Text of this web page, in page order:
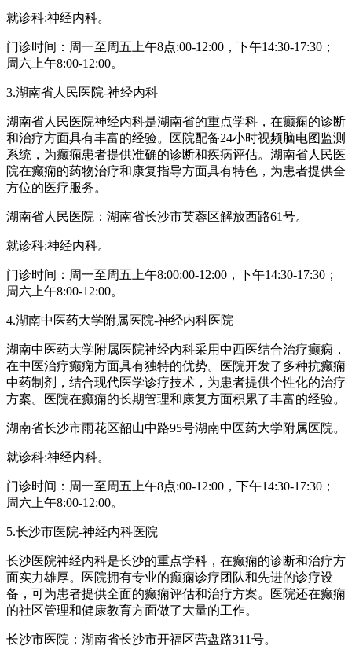
就诊科:神经内科。
门诊时间：周一至周五上午8点:00-12:00，下午14:30-17:30；
周六上午8:00-12:00。
3.湖南省人民医院-神经内科
湖南省人民医院神经内科是湖南省的重点学科，在癫痫的诊断
和治疗方面具有丰富的经验。医院配备24小时视频脑电图监测
系统，为癫痫患者提供准确的诊断和疾病评估。湖南省人民医
院在癫痫的药物治疗和康复指导方面具有特色，为患者提供全
方位的医疗服务。
湖南省人民医院：湖南省长沙市芙蓉区解放西路61号。
就诊科:神经内科。
门诊时间：周一至周五上午8:00:00-12:00，下午14:30-17:30；
周六上午8:00-12:00。
4.湖南中医药大学附属医院-神经内科医院
湖南中医药大学附属医院神经内科采用中西医结合治疗癫痫，
在中医治疗癫痫方面具有独特的优势。医院开发了多种抗癫痫
中药制剂，结合现代医学诊疗技术，为患者提供个性化的治疗
方案。医院在癫痫的长期管理和康复方面积累了丰富的经验。
湖南省长沙市雨花区韶山中路95号湖南中医药大学附属医院。
就诊科:神经内科。
门诊时间：周一至周五上午8点:00-12:00，下午14:30-17:30；
周六上午8:00-12:00。
5.长沙市医院-神经内科医院
长沙医院神经内科是长沙的重点学科，在癫痫的诊断和治疗方
面实力雄厚。医院拥有专业的癫痫诊疗团队和先进的诊疗设
备，可为患者提供全面的癫痫评估和治疗方案。医院还在癫痫
的社区管理和健康教育方面做了大量的工作。
长沙市医院：湖南省长沙市开福区营盘路311号。